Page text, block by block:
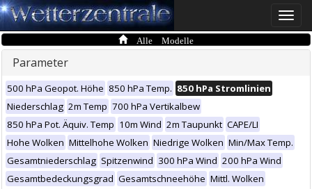
Toggle
Alle Modelle
Parameter
500 hPa Geopot. Höhe 850 hPa Temp. 850 hPa Stromlinien
Niederschlag 2m Temp 700 hPa Vertikalbew
850 hPa Pot. Äquiv. Temp 10m Wind 2m Taupunkt CAPE/LI
Hohe Wolken Mittelhohe Wolken Niedrige Wolken Min/Max Temp.
Gesamtniederschlag Spitzenwind 300 hPa Wind 200 hPa Wind
Gesamtbedeckungsgrad Gesamtschneehöhe Mittl. Wolken